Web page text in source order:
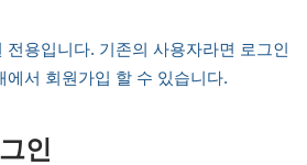
전용입니다. 기존의 사용자라면 로그인
서 회원가입 할 수 있습니다.
인